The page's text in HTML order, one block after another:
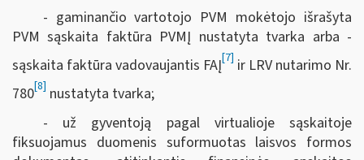
- gaminančio vartotojo PVM mokėtojo išrašyta
PVM sąskaita faktūra PVMĮ nustatyta tvarka arba -
sąskaita faktūra vadovaujantis FAĮ[7] ir LRV nutarimo Nr.
780[8] nustatyta tvarka;
- už gyventoją pagal virtualioje sąskaitoje
fiksuojamus duomenis suformuotas laisvos formos